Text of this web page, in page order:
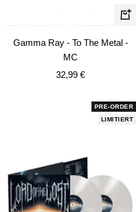
In
Gamma Ray - To The Metal -
MC
Angebotspreis
32,99 €
PRE-ORDER
LIMITIERT